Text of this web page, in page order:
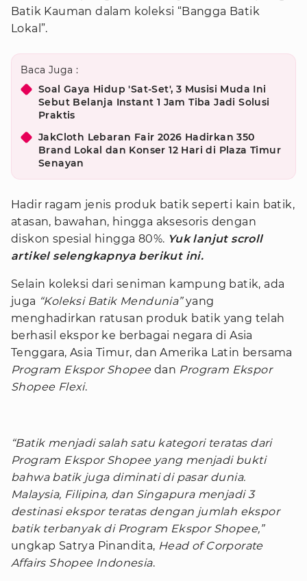
Batik Kauman dalam koleksi “Bangga Batik
Lokal”.
Baca Juga :
Soal Gaya Hidup 'Sat-Set', 3 Musisi Muda Ini
Sebut Belanja Instant 1 Jam Tiba Jadi Solusi
Praktis
JakCloth Lebaran Fair 2026 Hadirkan 350
Brand Lokal dan Konser 12 Hari di Plaza Timur
Senayan
Hadir ragam jenis produk batik seperti kain batik,
atasan, bawahan, hingga aksesoris dengan
diskon spesial hingga 80%. Yuk lanjut scroll
artikel selengkapnya berikut ini.
Selain koleksi dari seniman kampung batik, ada
juga “Koleksi Batik Mendunia”yang
menghadirkan ratusan produk batik yang telah
berhasil ekspor ke berbagai negara di Asia
Tenggara, Asia Timur, dan Amerika Latin bersama
Program Ekspor Shopee dan Program Ekspor
Shopee Flexi.
“Batik menjadi salah satu kategori teratas dari
Program Ekspor Shopee yang menjadi bukti
bahwa batik juga diminati di pasar dunia.
Malaysia, Filipina, dan Singapura menjadi 3
destinasi ekspor teratas dengan jumlah ekspor
batik terbanyak di Program Ekspor Shopee,”
ungkap Satrya Pinandita, Head of Corporate
Affairs Shopee Indonesia.